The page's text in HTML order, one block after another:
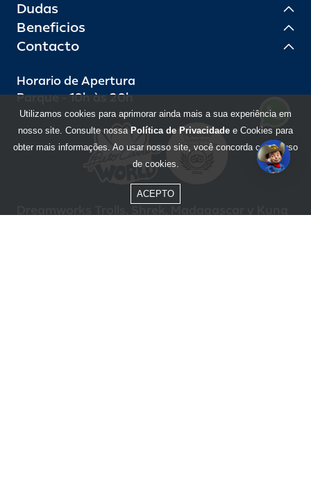
Dudas
Beneficios
Contacto
Horario de Apertura
Parque - 10h às 20h
Utilizamos cookies para aprimorar ainda mais a sua experiência em
nosso site. Consulte nossa Política de Privacidade e Cookies para
obter mais informações. Ao usar nosso site, você concorda com o uso
de cookies.
ACEPTO